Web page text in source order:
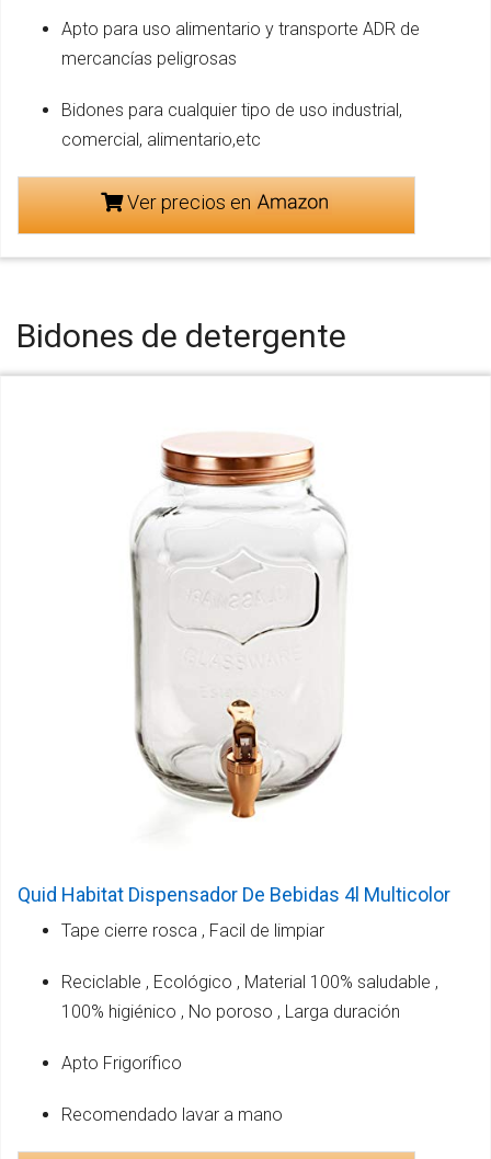
Apto para uso alimentario y transporte ADR de
mercancías peligrosas
Bidones para cualquier tipo de uso industrial,
comercial, alimentario,etc
Ver precios en
Bidones de detergente
Quid Habitat Dispensador De Bebidas 4l Multicolor
Tape cierre rosca , Facil de limpiar
Reciclable , Ecológico , Material 100% saludable ,
100% higiénico , No poroso , Larga duración
Apto Frigorífico
Recomendado lavar a mano